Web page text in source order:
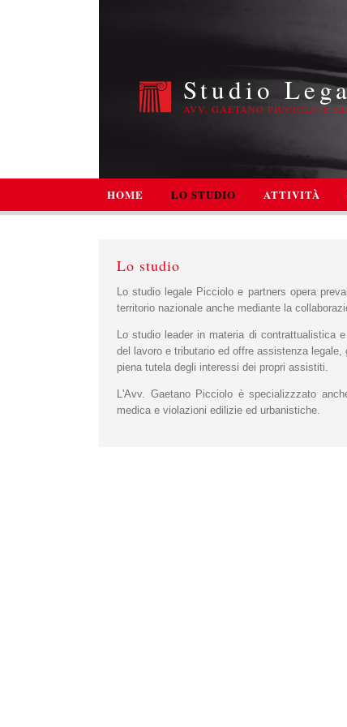
Studio
AVV. GAETANO PICCIOLO E
HOME LO STUDIO ATTIVITÀ
Lo studio
Lo studio legale Picciolo e partners opera
territorio nazionale anche mediante la
Lo studio leader in materia di contrattualistica
del lavoro e tributario ed offre assistenza
piena tutela degli interessi dei propri assistiti.
L'Avv. Gaetano Picciolo è specializzzato
medica e violazioni edilizie ed urbanistiche.